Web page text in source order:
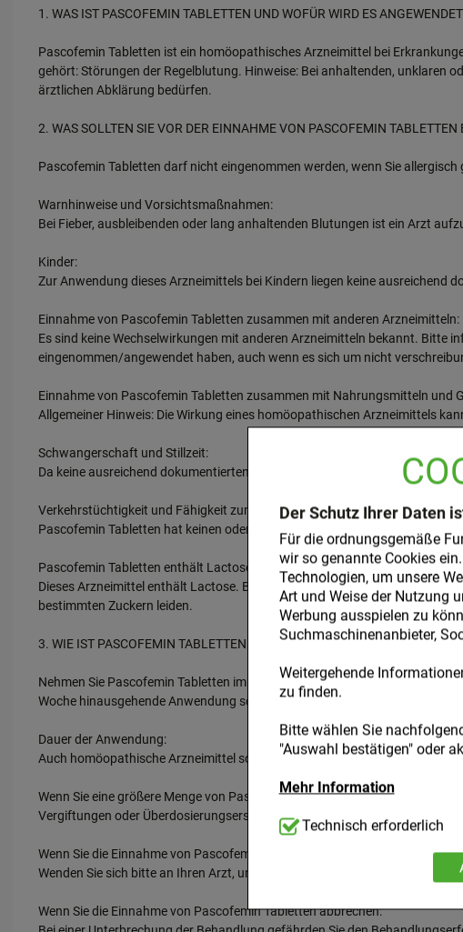
Der Schutz Ihrer Daten
Für die ordnungsgemäße
wir so genannte Cookies
Technologien, um unsere
Art und Weise der Nutzung
Werbung ausspielen zu
Suchmaschinenanbieter,
Weitergehende
zu finden.
Bitte wählen Sie
"Auswahl bestätigen" oder
Mehr Information
Technisch Notwendig:
beispielsweise für die
Technisch erforderlich
1. WAS IST PASCOFEMIN TABLETTEN UND WOFÜR WIRD ES
Pascofemin Tabletten ist ein homöopathisches Arzneimittel bei
gehört: Störungen der Regelblutung. Hinweise: Bei anhaltenden, unklaren
ärztlichen Abklärung bedürfen.
2. WAS SOLLTEN SIE VOR DER EINNAHME VON PASCOFEMIN TABLETTEN
Pascofemin Tabletten darf nicht eingenommen werden, wenn Sie
Warnhinweise und Vorsichtsmaßnahmen:
Bei Fieber, ausbleibenden oder lang anhaltenden Blutungen ist ein Arzt
Kinder:
Zur Anwendung dieses Arzneimittels bei Kindern liegen keine ausreichend
Einnahme von Pascofemin Tabletten zusammen mit anderen Arzneimitteln:
Es sind keine Wechselwirkungen mit anderen Arzneimitteln bekannt. Bitte
eingenommen/angewendet haben, auch wenn es sich um nicht
Einnahme von Pascofemin Tabletten zusammen mit Nahrungsmitteln und
Allgemeiner Hinweis: Die Wirkung eines homöopathischen Arzneimittels
Schwangerschaft und Stillzeit:
Da keine ausreichend dokumentierten Erfahrungen vorliegen sollte
Verkehrstüchtigkeit und Fähigkeit zum Bedienen von Maschinen:
Pascofemin Tabletten hat keinen oder einen vernachlässigbaren Einfluss
Pascofemin Tabletten enthält Lactose:
Dieses Arzneimittel enthält Lactose. Bitte nehmen Sie Pascofemin
bestimmten Zuckern leiden.
3. WIE IST PASCOFEMIN TABLETTEN EINZUNEHMEN?
Nehmen Sie Pascofemin Tabletten immer genau nach der Anweisung in
Woche hinausgehende Anwendung sollte nur nach Rücksprache mit einem
Dauer der Anwendung:
Auch homöopathische Arzneimittel sollten ohne ärztlichen Rat nicht über
Wenn Sie eine größere Menge von Pascofemin Tabletten eingenommen
Vergiftungen oder Überdosierungserscheinungen sind nicht bekannt.
Wenn Sie die Einnahme von Pascofemin Tabletten vergessen haben:
Wenden Sie sich bitte an Ihren Arzt, um die weitere Dosierung abzustimmen.
Wenn Sie die Einnahme von Pascofemin Tabletten abbrechen: